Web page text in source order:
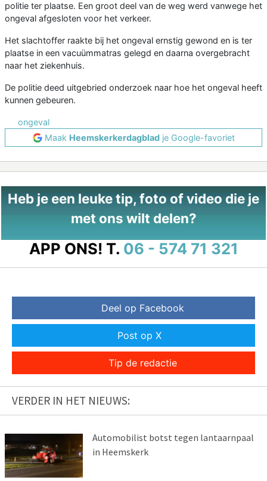
politie ter plaatse. Een groot deel van de weg werd vanwege het
ongeval afgesloten voor het verkeer.
Het slachtoffer raakte bij het ongeval ernstig gewond en is ter
plaatse in een vacuümmatras gelegd en daarna overgebracht
naar het ziekenhuis.
De politie deed uitgebried onderzoek naar hoe het ongeval heeft
kunnen gebeuren.
ongeval
Maak Heemskerkerdagbladje Google-favoriet
Heb je een leuke tip, foto of video die je
met ons wilt delen?
APP ONS! T. 06 - 574 71 321
Deel op Facebook
Post op X
Tip de redactie
VERDER IN HET NIEUWS:
Automobilist botst tegen lantaarnpaal
in Heemskerk